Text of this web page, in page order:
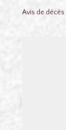
Avis de décès